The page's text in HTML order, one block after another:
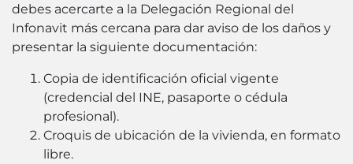
debes acercarte a la Delegación Regional del
Infonavit más cercana para dar aviso de los daños y
presentar la siguiente documentación:
Copia de identificación oficial vigente
(credencial del INE, pasaporte o cédula
profesional).
Croquis de ubicación de la vivienda, en formato
libre.